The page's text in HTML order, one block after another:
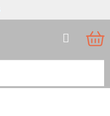
Hledat